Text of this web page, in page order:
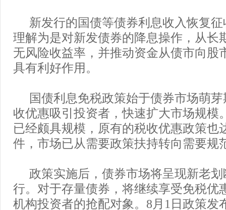
新发行的国债等债券利息收入恢复
理解为是对新发债券的降息操作，从长
无风险收益率，并推动资金从债市向股
具有利好作用。
国债利息免税政策始于债券市场萌
收优惠吸引投资者，快速扩大市场规模
已经颇具规模，原有的税收优惠政策也
件，市场已从需要政策扶持转向需要规
政策实施后，债券市场将呈现新老
行。对于存量债券，将继续享受免税优
机构投资者的抢配对象。8月1日政策发